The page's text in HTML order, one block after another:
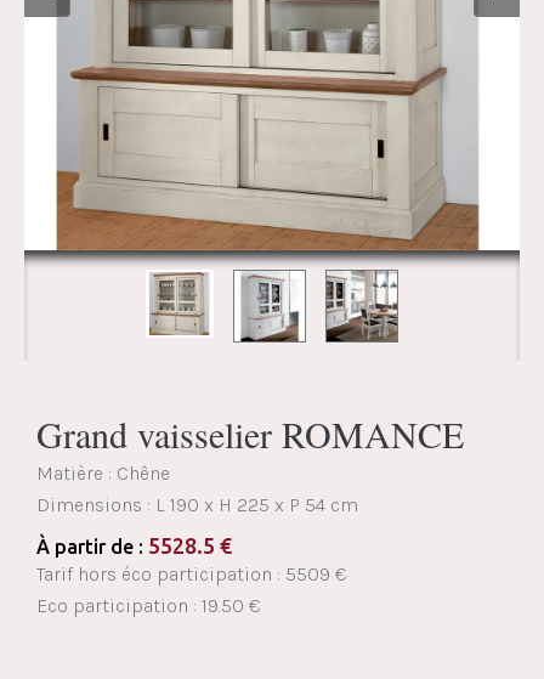
Grand vaisselier ROMANCE
Matière : Chêne
Dimensions : L 190 x H 225 x P 54 cm
À partir de : 5528.5 €
Tarif hors éco participation : 5509 €
Eco participation : 19.50 €